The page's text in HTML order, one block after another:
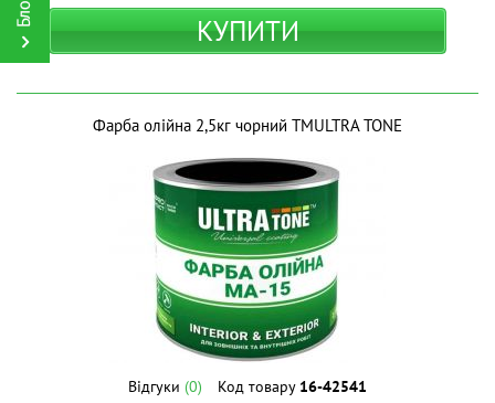
КУПИТИ
Фарба олійна 2,5кг чорний ТМULTRA TONE
Відгуки (0) Код товару 16-42541